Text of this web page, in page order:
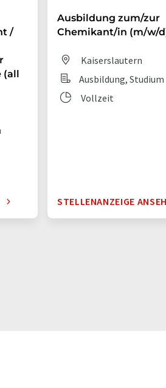
/
(all
Ausbildung zum/zur
Chemikant/in (m/w/
Kaiserslautern
Ausbildung, Studium
Vollzeit
STELLENANZEIGE